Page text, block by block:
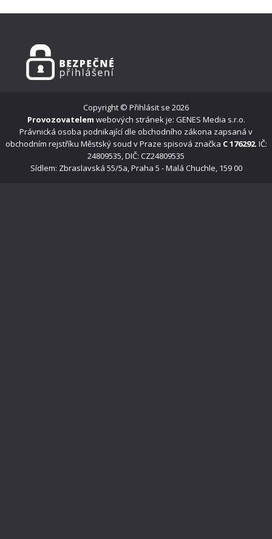
Copyright © Přihlásit se 2026
Provozovatelem webových stránek je: GENES Media s.r.o.
Právnická osoba podnikající dle obchodního zákona zapsaná v
obchodním rejstříku Městský soud v Praze spisová značka C 176292. IČ:
24809535, DIČ: CZ24809535
Sídlem: Zbraslavská 55/5a, Praha 5 - Malá Chuchle, 159 00